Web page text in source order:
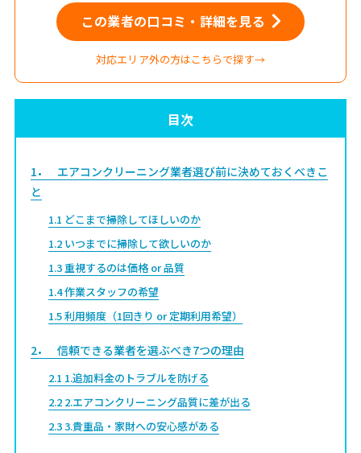
この業者の口コミ・詳細を見る
対応エリア外の方はこちらで探す→
目次
1
エアコンクリーニング業者選び前に決めておくべきこ
と
1.1 どこまで掃除してほしいのか
1.2いつまでに掃除して欲しいのか
1.3重視するのは価格 or 品質
1.4作業スタッフの希望
1.5利用頻度（1回きり or 定期利用希望）
2 信頼できる業者を選ぶべき7つの理由
2.1 1.追加料金のトラブルを防げる
2.22.エアコンクリーニング品質に差が出る
2.33.貴重品・家財への安心感がある